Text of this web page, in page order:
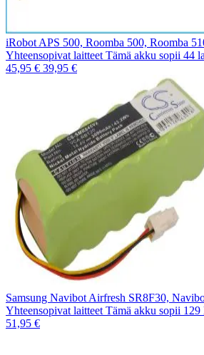
iRobot APS 500, Roomba 500, Roomba
Yhteensopivat laitteet Tämä akku sopii 44
45,95 € 39,95 €
Samsung Navibot Airfresh SR8F30,
Yhteensopivat laitteet Tämä akku sopii
51,95 €